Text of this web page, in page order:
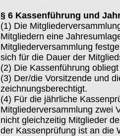
§ 6 Kassenführung und
(1) Die
Mitgliedern eine
Mitgliederversammlung
sich für die Dauer der
(2) Die Kassenführung
(3) Der/die Vorsitzende und
zeichnungsberechtigt.
(4) Für die jährliche
Mitgliederversammlung zwei
nicht gleichzeitig Mitglieder
der Kassenprüfung ist an die